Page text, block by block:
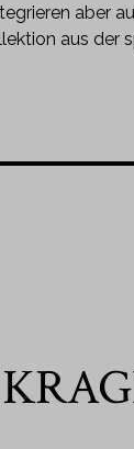
aber
aus der